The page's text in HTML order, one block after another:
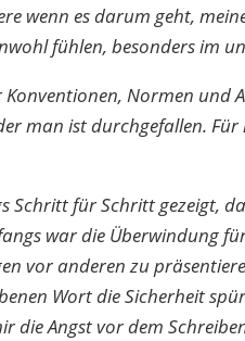
wenn es darum geht,
fühlen, besonders im
Normen und
man ist durchgefallen.
Schritt für Schritt gezeigt,
war die Überwindung
vor anderen zu
Wort die Sicherheit
die Angst vor dem